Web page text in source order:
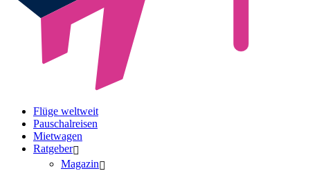
Flüge weltweit
Pauschalreisen
Mietwagen
Ratgeber
Magazin